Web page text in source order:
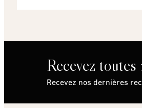
Recevez
Recevez nos dernières